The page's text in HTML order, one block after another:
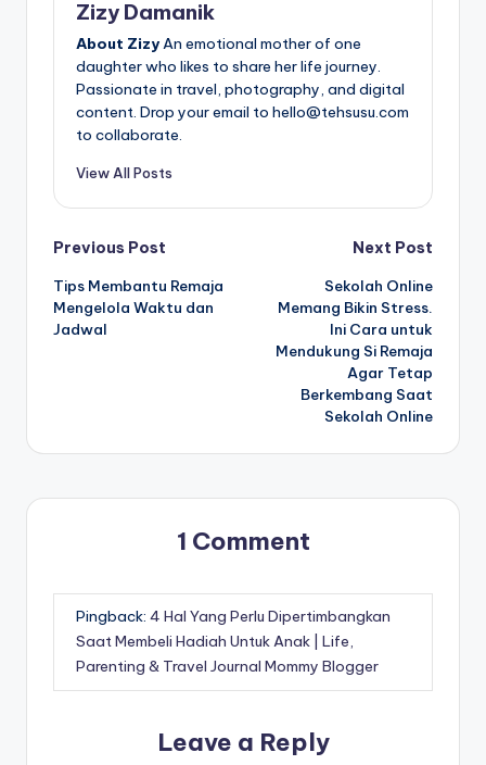
Zizy Damanik
About ZizyAn emotional mother of one
daughter who likes to share her life journey.
Passionate in travel, photography, and digital
content. Drop your email to hello@tehsusu.com
to collaborate.
View All Posts
Post
navigation
Previous Post
Tips Membantu Remaja
Mengelola Waktu dan
Jadwal
Next Post
Sekolah Online
Memang Bikin Stress.
Ini Cara untuk
Mendukung Si Remaja
Agar Tetap
Berkembang Saat
Sekolah Online
1 Comment
Pingback: 4 Hal Yang Perlu Dipertimbangkan
Saat Membeli Hadiah Untuk Anak | Life,
Parenting & Travel Journal Mommy Blogger
Leave a Reply